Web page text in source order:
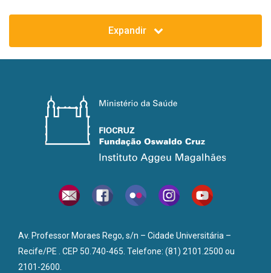
Secretaria Estadual de Saúde de PE:
Coordenação de Saúde Bucal
Vigilância em Saúde
I Gerência Regional de Saúde (I GERES)
XII Gerência Regional de Saúde (XII GERES)
Escola de Saúde Pública de Pernambuco – ESPPE
Expandir
Av. Professor Moraes Rego, s/n – Cidade Universitária –
Recife/PE . CEP 50.740-465. Telefone: (81) 2101.2500 ou
2101-2600.